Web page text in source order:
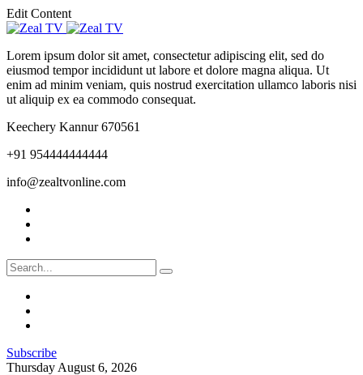
Edit Content
Lorem ipsum dolor sit amet, consectetur adipiscing elit, sed do
eiusmod tempor incididunt ut labore et dolore magna aliqua. Ut
enim ad minim veniam, quis nostrud exercitation ullamco laboris nisi
ut aliquip ex ea commodo consequat.
Keechery Kannur 670561
+91 954444444444
info@zealtvonline.com
Subscribe
Thursday August 6, 2026